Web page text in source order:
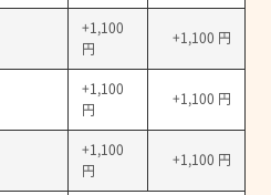
+1,100
円
+1,100 円
+1,100
円
+1,100 円
+1,100
円
+1,100 円